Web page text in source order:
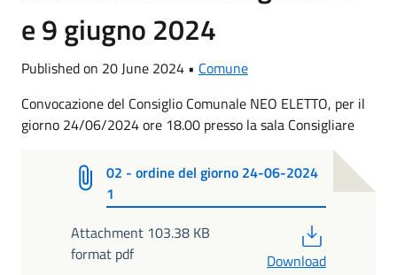
e 9 giugno 2024
Published on 20 June 2024 • Comune
Convocazione del Consiglio Comunale NEO ELETTO, per il
giorno 24/06/2024 ore 18.00 presso la sala Consigliare
02 - ordine del giorno 24-06-2024
1
Attachment 103.38 KB
format pdf
Download